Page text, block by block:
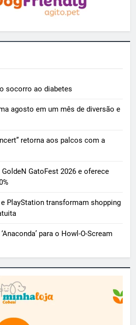
socorro ao diabetes
agosto em um mês de diversão e
retorna aos palcos com a
GatoFest 2026 e oferece
PlayStation transformam shopping
para o Howl-O-Scream